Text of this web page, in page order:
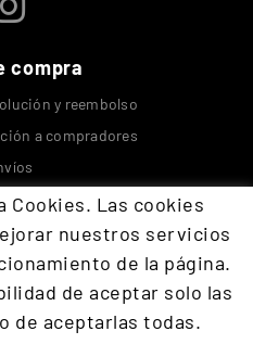
compra
y reembolso
a compradores
nosotros
894 293
Las cookies
nuestros servicios
de la página.
de aceptar solo las
de aceptarlas todas.